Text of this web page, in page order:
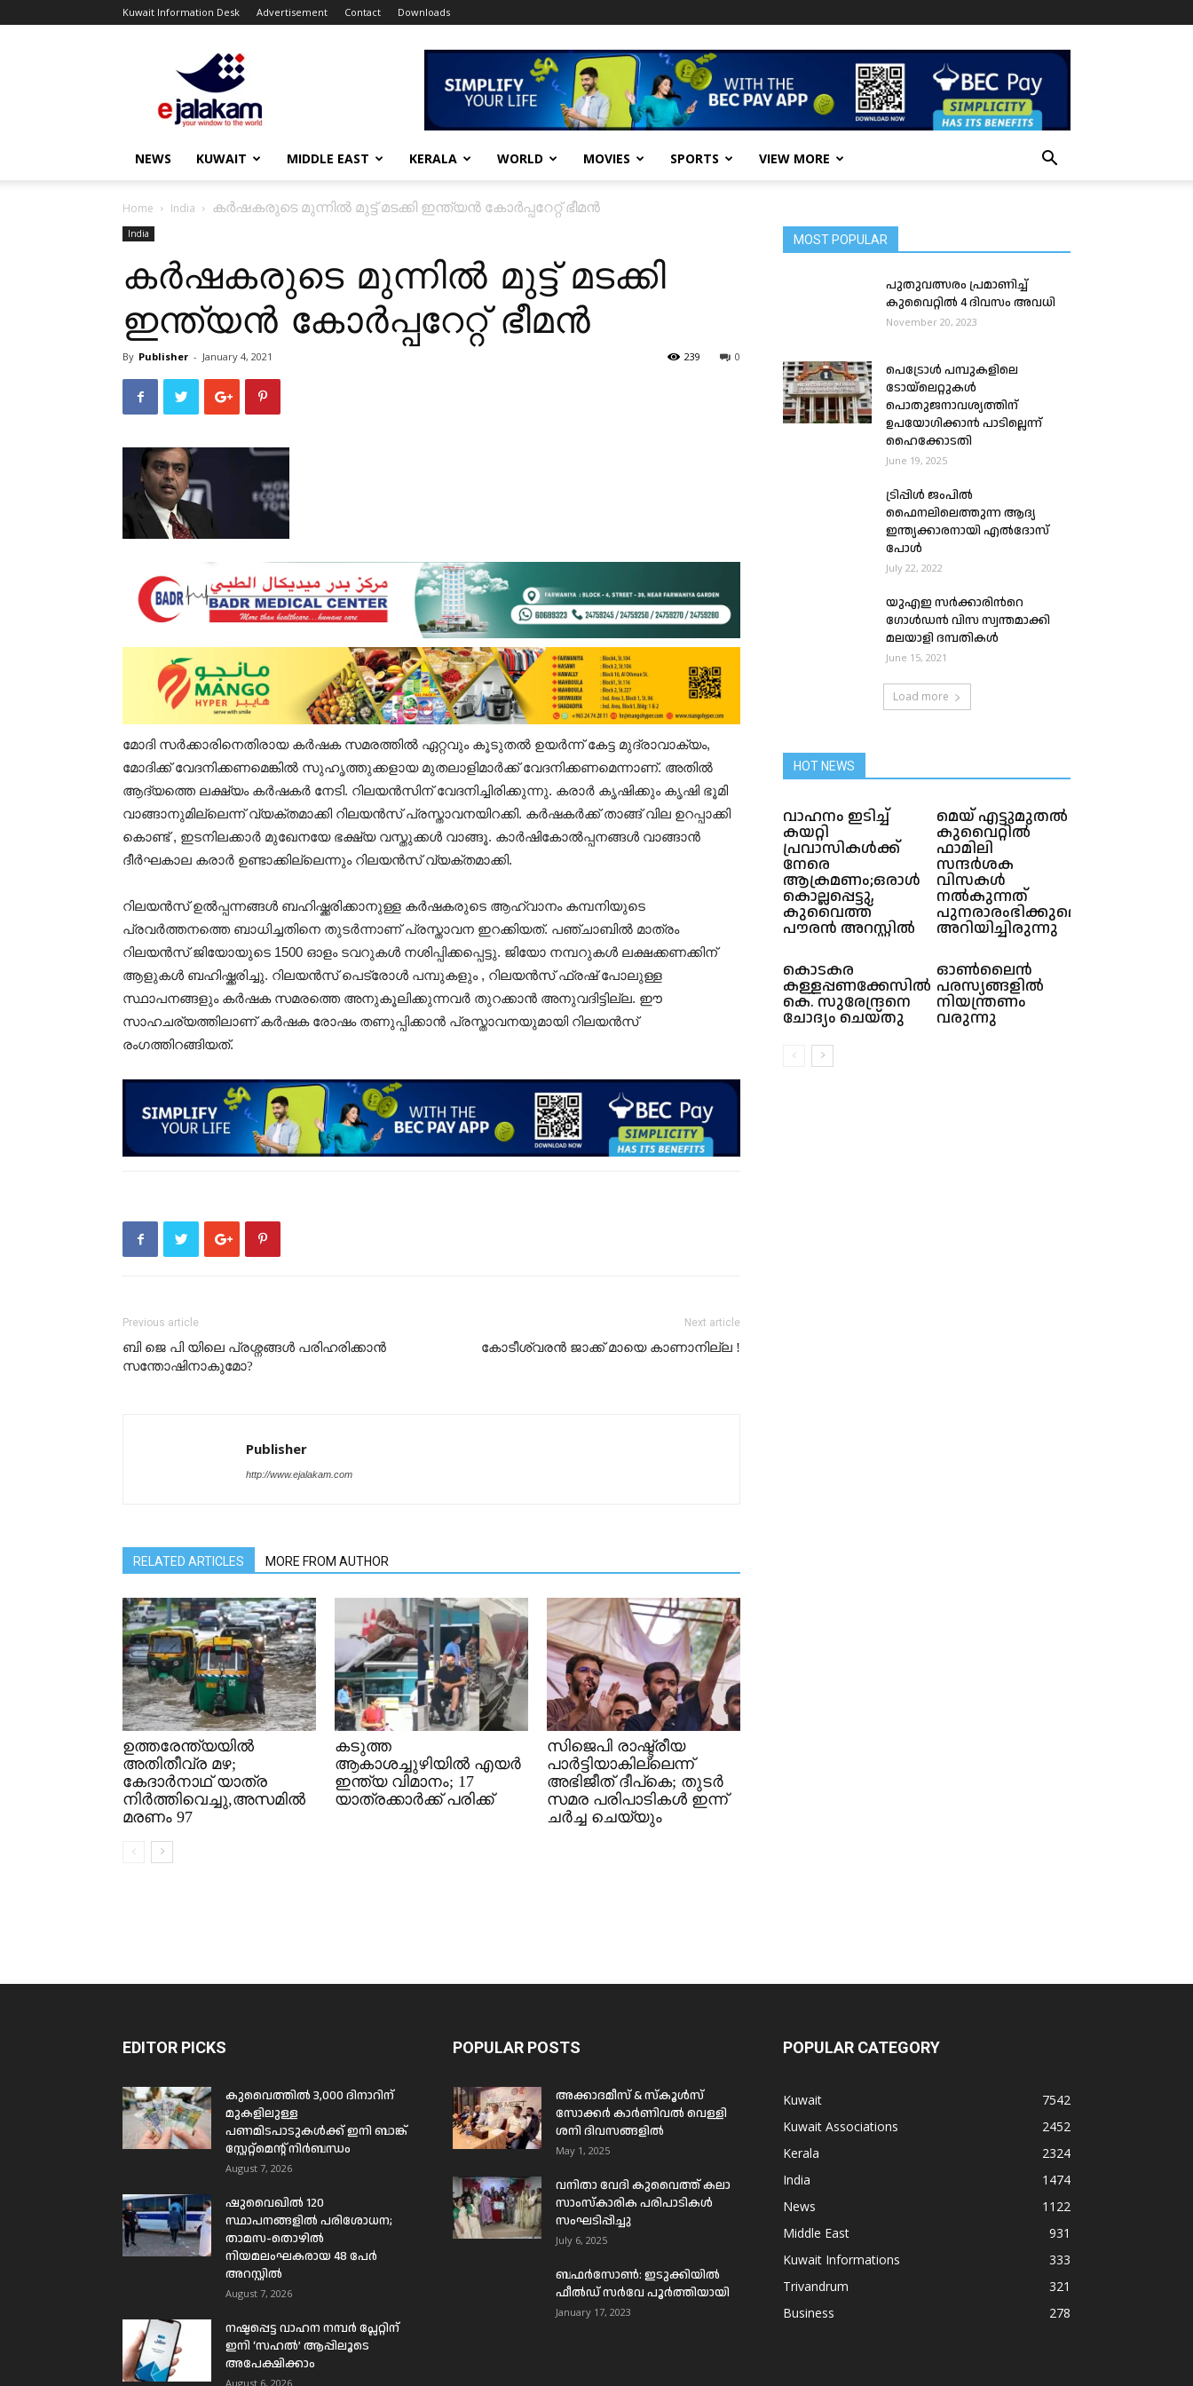
Kuwait Information Desk Advertisement Contact Downloads
ejalakam
NEWS KUWAIT MIDDLE EAST KERALA WORLD MOVIES SPORTS VIEW MORE
Home India കർഷകരുടെ മുന്നിൽ മുട്ട് മടക്കി ഇന്ത്യൻ കോർപ്പറേറ്റ് ഭീമൻ
India
കർഷകരുടെ മുന്നിൽ മുട്ട് മടക്കി
ഇന്ത്യൻ കോർപ്പറേറ്റ് ഭീമൻ
By Publisher - January 4, 2021 0
239
മോദി സർക്കാരിനെതിരായ കർഷക സമരത്തിൽ ഏറ്റവും കൂടുതൽ ഉയർന്ന് കേട്ട മുദ്രാവാക്യം,
മോദിക്ക് വേദനിക്കണമെങ്കിൽ സുഹൃത്തുക്കളായ മുതലാളിമാർക്ക് വേദനിക്കണമെന്നാണ്. അതിൽ
ആദ്യത്തെ ലക്ഷ്യം കർഷകർ നേടി. റിലയൻസിന് വേദനിച്ചിരിക്കുന്നു. കരാർ കൃഷിക്കും കൃഷി ഭൂമി
വാങ്ങാനുമില്ലെന്ന് വ്യക്തമാക്കി റിലയൻസ് പ്രസ്താവനയിറക്കി. കർഷകർക്ക് താങ്ങ് വില ഉറപ്പാക്കി
കൊണ്ട് , ഇടനിലക്കാർ മുഖേനയേ ഭക്ഷ്യ വസ്തുക്കൾ വാങ്ങൂ. കാർഷികോൽപ്പനങ്ങൾ വാങ്ങാൻ
ദീർഘകാല കരാർ ഉണ്ടാക്കില്ലെന്നും റിലയൻസ് വ്യക്തമാക്കി.
റിലയൻസ് ഉൽപ്പന്നങ്ങൾ ബഹിഷ്ക്കരിക്കാനുള്ള കർഷകരുടെ ആഹ്വാനം കമ്പനിയുടെ
പ്രവർത്തനത്തെ ബാധിച്ചതിനെ തുടർന്നാണ് പ്രസ്താവന ഇറക്കിയത്. പഞ്ചാബിൽ മാത്രം
റിലയൻസ് ജിയോയുടെ 1500 ഓളം ടവറുകൾ നശിപ്പിക്കപ്പെട്ടു. ജിയോ നമ്പറുകൾ ലക്ഷക്കണക്കിന്
ആളുകൾ ബഹിഷ്ക്കരിച്ചു. റിലയൻസ് പെട്രോൾ പമ്പുകളും , റിലയൻസ് ഫ്രഷ് പോലുള്ള
സ്ഥാപനങ്ങളും കർഷക സമരത്തെ അനുകൂലിക്കുന്നവർ തുറക്കാൻ അനുവദിട്ടില്ല. ഈ
സാഹചര്യത്തിലാണ് കർഷക രോഷം തണുപ്പിക്കാൻ പ്രസ്താവനയുമായി റിലയൻസ്
രംഗത്തിറങ്ങിയത്.
Previous article
ബി ജെ പി യിലെ പ്രശ്നങ്ങൾ പരിഹരിക്കാൻ
സന്തോഷിനാകുമോ?
Next article
കോടീശ്വരൻ ജാക്ക് മായെ കാണാനില്ല !
Publisher
http://www.ejalakam.com
RELATED ARTICLES MORE FROM AUTHOR
ഉത്തരേന്ത്യയിൽ
അതിതീവ്ര മഴ;
കേദാർനാഥ് യാത്ര
നിർത്തിവെച്ചു,അസമിൽ
മരണം 97
കടുത്ത
ആകാശച്ചുഴിയിൽ എയർ
ഇന്ത്യ വിമാനം; 17
യാത്രക്കാർക്ക് പരിക്ക്
സിജെപി രാഷ്ട്രീയ
പാർട്ടിയാകില്ലെന്ന്
അഭിജീത് ദീപ്കെ; തുടർ
സമര പരിപാടികൾ ഇന്ന്
ചർച്ച ചെയ്യും
MOST POPULAR
പുതുവത്സരം പ്രമാണിച്ച്
കുവൈറ്റിൽ 4 ദിവസം അവധി
November 20, 2023
പെട്രോൾ പമ്പുകളിലെ
ടോയ്‌ലെറ്റുകൾ
പൊതുജനാവശ്യത്തിന്
ഉപയോഗിക്കാൻ പാടില്ലെന്ന്
ഹൈക്കോടതി
June 19, 2025
ട്രിപ്പിള്‍ ജംപില്‍
ഫൈനലിലെത്തുന്ന ആദ്യ
ഇന്ത്യക്കാരനായി എല്‍ദോസ്
പോള്‍
July 22, 2022
യുഎഇ സർക്കാരിൻറെ
ഗോൾഡൻ വിസ സ്വന്തമാക്കി
മലയാളി ദമ്പതികൾ
June 15, 2021
Load more
HOT NEWS
വാഹനം ഇടിച്ച്
കയറ്റി
പ്രവാസികൾക്ക്
നേരെ
ആക്രമണം;ഒരാൾ
കൊല്ലപ്പെട്ടു,
കുവൈത്ത്
പൗരൻ അറസ്റ്റിൽ
മെയ് എട്ടുമുതൽ
കുവൈറ്റിൽ
ഫാമിലി
സന്ദർശക
വിസകൾ
നൽകുന്നത്
പുനരാരംഭിക്കുമെന്ന്
അറിയിച്ചിരുന്നു
കൊടകര
കള്ളപ്പണക്കേസില്‍
കെ. സുരേന്ദ്രനെ
ചോദ്യം ചെയ്തു
ഓൺലൈൻ
പരസ്യങ്ങളിൽ
നിയന്ത്രണം
വരുന്നു
EDITOR PICKS
കുവൈത്തിൽ 3,000 ദിനാറിന്
മുകളിലുള്ള
പണമിടപാടുകൾക്ക് ഇനി ബാങ്ക്
സ്റ്റേറ്റ്മെന്റ് നിർബന്ധം
August 7, 2026
ഷുവൈഖിൽ 120
സ്ഥാപനങ്ങളിൽ പരിശോധന;
താമസ-തൊഴിൽ
നിയമലംഘകരായ 48 പേർ
അറസ്റ്റിൽ
August 7, 2026
നഷ്ടപ്പെട്ട വാഹന നമ്പർ പ്ലേറ്റിന്
ഇനി ‘സഹൽ’ ആപ്പിലൂടെ
അപേക്ഷിക്കാം
August 6, 2026
POPULAR POSTS
അക്കാദമീസ് & സ്കൂൾസ്
സോക്കർ കാർണിവൽ വെള്ളി
ശനി ദിവസങ്ങളിൽ
May 1, 2025
വനിതാ വേദി കുവൈത്ത് കലാ
സാംസ്കാരിക പരിപാടികൾ
സംഘടിപ്പിച്ചു
July 6, 2025
ബഫര്‍സോണ്‍: ഇടുക്കിയില്‍
ഫീല്‍ഡ് സര്‍വേ പൂര്‍ത്തിയായി
January 17, 2023
POPULAR CATEGORY
Kuwait
7542
Kuwait Associations
2452
Kerala
2324
India
1474
News
1122
Middle East
931
Kuwait Informations
333
Trivandrum
321
Business
278